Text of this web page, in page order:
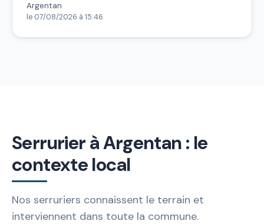
Argentan
le 07/08/2026 à 15:46
Serrurier à Argentan : le
contexte local
Nos serruriers connaissent le terrain et
interviennent dans toute la commune.